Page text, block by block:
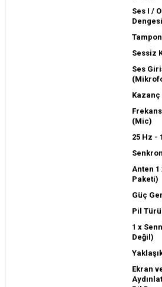
Ses I /
Sessiz
Ses
Kazanç
(Mic)
25 Hz -
Anten
Paketi)
Güç
Pil
1 x
Değil)
Ekran